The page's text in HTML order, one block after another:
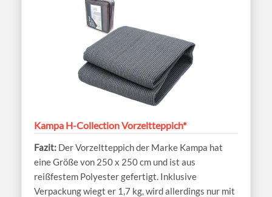
Kampa H-Collection Vorzeltteppich*
Der Vorzeltteppich der Marke Kampa hat
eine Größe von 250 x 250 cm und ist aus
reißfestem Polyester gefertigt. Inklusive
Verpackung wiegt er 1,7 kg, wird allerdings nur mit